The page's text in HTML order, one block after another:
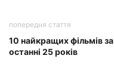
попередня стаття
10 найкращих фільмів за
останні 25 років